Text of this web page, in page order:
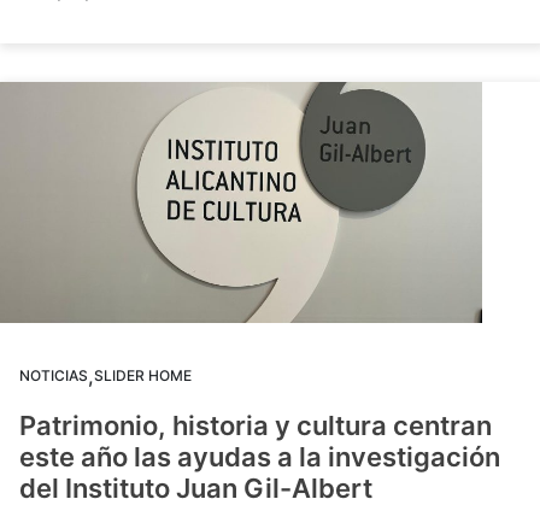
NOTICIAS,SLIDER HOME
Patrimonio, historia y cultura centran
este año las ayudas a la investigación
del Instituto Juan Gil-Albert